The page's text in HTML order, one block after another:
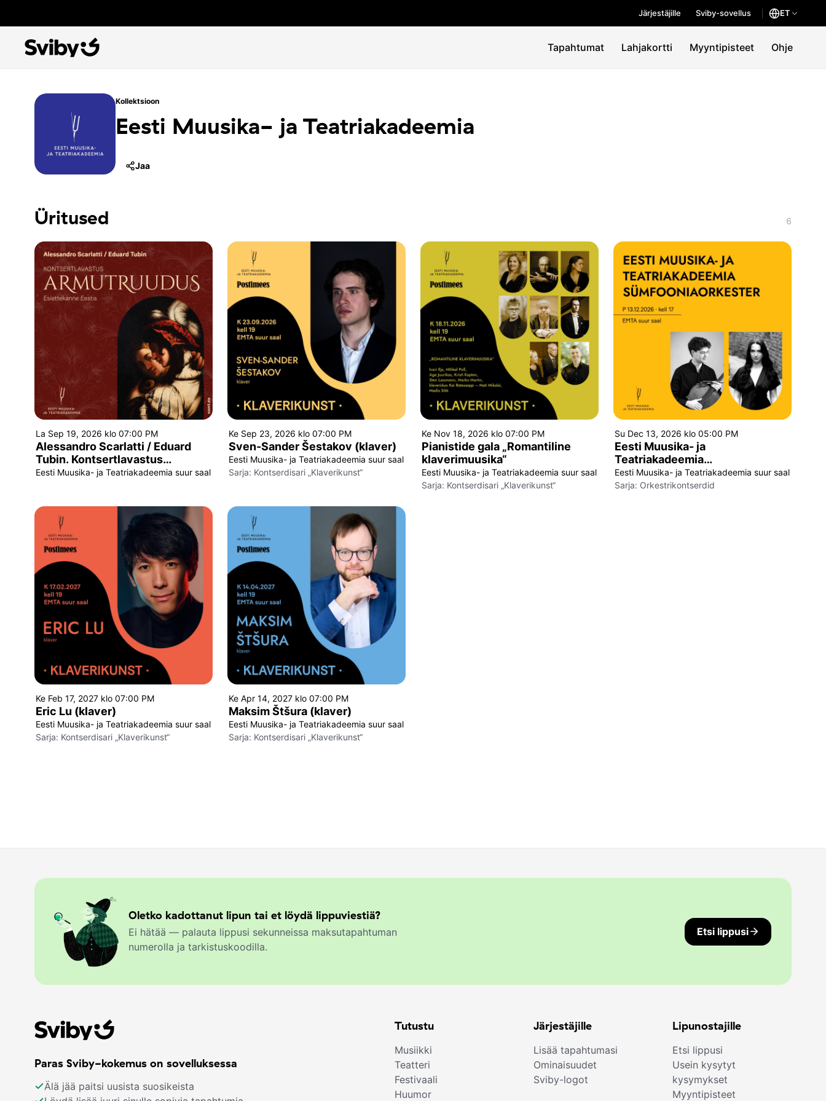
Järjestäjille Sviby-sovellus ET
Tapahtumat Lahjakortti Myyntipisteet Ohje
Kollektsioon
Eesti Muusika- ja Teatriakadeemia
Jaa
Üritused 6
La Sep 19, 2026 klo 07:00 PM
Alessandro Scarlatti / Eduard
Tubin. Kontsertlavastus
„Armutruudus”
Eesti Muusika- ja Teatriakadeemia suur saal
Ke Sep 23, 2026 klo 07:00 PM
Sven-Sander Šestakov (klaver)
Eesti Muusika- ja Teatriakadeemia suur saal
Sarja: Kontserdisari „Klaverikunst“
Ke Nov 18, 2026 klo 07:00 PM
Pianistide gala „Romantiline
klaverimuusika“
Eesti Muusika- ja Teatriakadeemia suur saal
Sarja: Kontserdisari „Klaverikunst“
Su Dec 13, 2026 klo 05:00 PM
Eesti Muusika- ja
Teatriakadeemia
sümfooniaorkester
Eesti Muusika- ja Teatriakadeemia suur saal
Sarja: Orkestrikontserdid
Ke Feb 17, 2027 klo 07:00 PM
Eric Lu (klaver)
Eesti Muusika- ja Teatriakadeemia suur saal
Sarja: Kontserdisari „Klaverikunst“
Ke Apr 14, 2027 klo 07:00 PM
Maksim Štšura (klaver)
Eesti Muusika- ja Teatriakadeemia suur saal
Sarja: Kontserdisari „Klaverikunst“
Oletko kadottanut lipun tai et löydä lippuviestiä?
Ei hätää — palauta lippusi sekunneissa maksutapahtuman
numerolla ja tarkistuskoodilla.
Etsi lippusi
Paras Sviby-kokemus on sovelluksessa
Älä jää paitsi uusista suosikeista
Tutustu
Musiikki
Teatteri
Festivaali
Huumor
Järjestäjille
Lisää tapahtumasi
Ominaisuudet
Sviby-logot
Lipunostajille
Etsi lippusi
Usein kysytyt
kysymykset
Myyntipisteet